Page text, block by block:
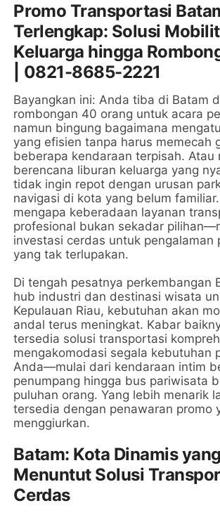
Promo Transportasi
Terlengkap: Solusi
Keluarga hingga
| 0821-8685-2221
Bayangkan ini: Anda tiba di Batam
rombongan 40 orang untuk acara
namun bingung bagaimana
yang efisien tanpa harus memecah
beberapa kendaraan terpisah. Atau
berencana liburan keluarga yang
tidak ingin repot dengan urusan
navigasi di kota yang belum
mengapa keberadaan layanan
profesional bukan sekadar
investasi cerdas untuk pengalaman
yang tak terlupakan.
Di tengah pesatnya perkembangan
hub industri dan destinasi wisata
Kepulauan Riau, kebutuhan akan
andal terus meningkat. Kabar
tersedia solusi transportasi
mengakomodasi segala kebutuhan
Anda—mulai dari kendaraan intim
penumpang hingga bus pariwisata
puluhan orang. Yang lebih menarik
tersedia dengan penawaran promo
menggiurkan.
Batam: Kota Dinamis yang
Menuntut Solusi
Cerdas